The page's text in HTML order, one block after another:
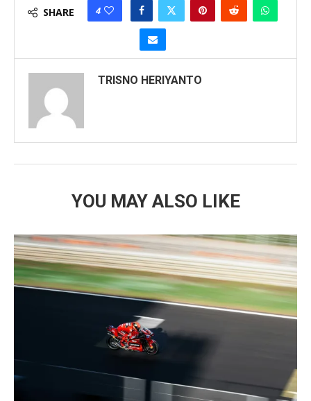
SHARE 4
TRISNO HERIYANTO
YOU MAY ALSO LIKE